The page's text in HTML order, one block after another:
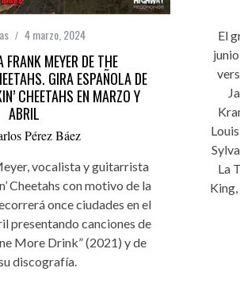
4 marzo, 2024
FRANK MEYER DE THE
GIRA ESPAÑOLA DE
CHEETAHS EN MARZO Y
ABRIL
Pérez Báez
vocalista y guitarrista
Cheetahs con motivo de la
once ciudades en el
presentando canciones de
More Drink” (2021) y de
discografía.
El
La